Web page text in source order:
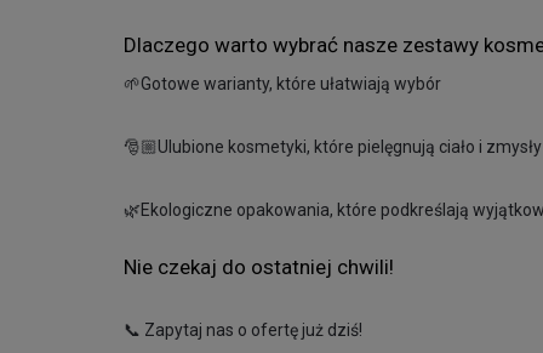
Dlaczego warto wybrać nasze zestawy
🌱Gotowe warianty, które ułatwiają wybór
🎅🏼Ulubione kosmetyki, które pielęgnują ciało i zmysły
🌿Ekologiczne opakowania, które podkreślają
Nie czekaj do ostatniej chwili!
📞 Zapytaj nas o ofertę już dziś!